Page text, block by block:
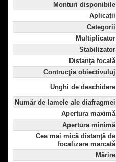
Monturi disponibile
Aplicaţii
Categorii
Multiplicator
Stabilizator
Distanţa focală
Contrucţia obiectivuluj
Unghi de deschidere
Număr de lamele ale diafragmei
Apertura maximă
Apertura minimă
Cea mai mică distanţă de
focalizare marcată
Mărire